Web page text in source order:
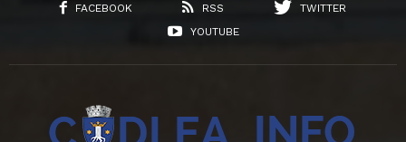
FACEBOOK RSS
TWITTER
YOUTUBE